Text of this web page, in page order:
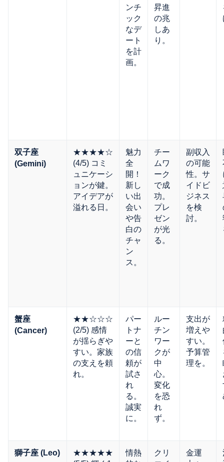
ンチ
ック
なデ
ート
を計
画。
昇進
の兆
しあ
り。
双子座
(Gemini)
★★★★☆
(4/5) コミ
ュニケーシ
ョンが鍵。
アイデアが
溢れる日。
魅力
全
開！
新し
い出
会い
や告
白の
チャ
ン
ス。
チー
ムワ
ーク
で成
功。
プレ
ゼン
が光
る。
副収入
の可能
性。サ
イドビ
ジネス
を検
討。
蟹座
(Cancer)
★★☆☆☆
(2/5) 感情
が揺らぎや
すい。家族
の支えを頼
れ。
パー
トナ
ーと
の信
頼が
試さ
れ
る。
誠実
に。
ルー
チン
ワー
クが
中
心。
変化
を恐
れ
ず。
支出が
増えや
すい。
予算管
理を。
獅子座 (Leo)
★★★★★
情熱
クリ
金運